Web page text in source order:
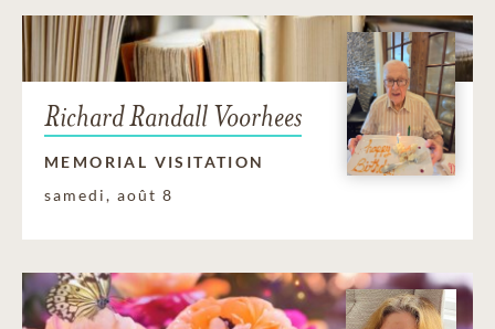
Richard Randall Voorhees
MEMORIAL VISITATION
samedi, août 8